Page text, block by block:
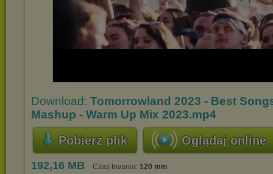
Video
Download: Tomorrowland 2023 - Best
Mashup - Warm Up Mix 2023.mp4
Pobierz plik Oglądaj online
192,16 MB Czas trwania: 120 min